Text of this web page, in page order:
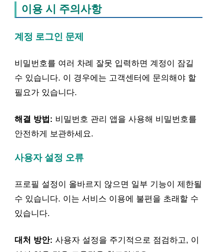
이용 시 주의사항
계정 로그인 문제
비밀번호를 여러 차례 잘못 입력하면 계정이 잠길
수 있습니다. 이 경우에는 고객센터에 문의해야 할
필요가 있습니다.
해결 방법: 비밀번호 관리 앱을 사용해 비밀번호를
안전하게 보관하세요.
사용자 설정 오류
프로필 설정이 올바르지 않으면 일부 기능이 제한될
수 있습니다. 이는 서비스 이용에 불편을 초래할 수
있습니다.
대처 방안: 사용자 설정을 주기적으로 점검하고, 이